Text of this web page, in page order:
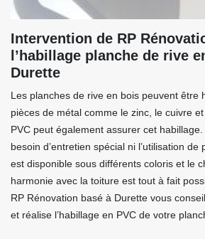
Intervention de RP
l’habillage planche de rive
Durette
Les planches de rive en bois peuvent être
pièces de métal comme le zinc, le cuivre
PVC peut également assurer cet
besoin d’entretien spécial ni l’utilisation
est disponible sous différents coloris et le
harmonie avec la toiture est tout à fait
RP Rénovation basé à Durette vous
et réalise l’habillage en PVC de votre